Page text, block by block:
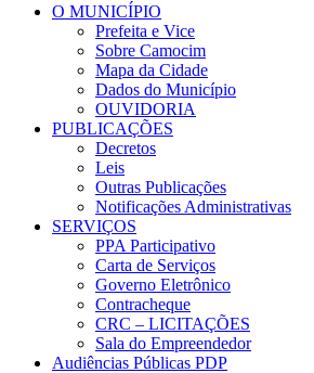
O MUNICÍPIO
Prefeita e Vice
Sobre Camocim
Mapa da Cidade
Dados do Município
OUVIDORIA
PUBLICAÇÕES
Decretos
Leis
Outras Publicações
Notificações Administrativas
SERVIÇOS
PPA Participativo
Carta de Serviços
Governo Eletrônico
Contracheque
CRC – LICITAÇÕES
Sala do Empreendedor
Audiências Públicas PDP